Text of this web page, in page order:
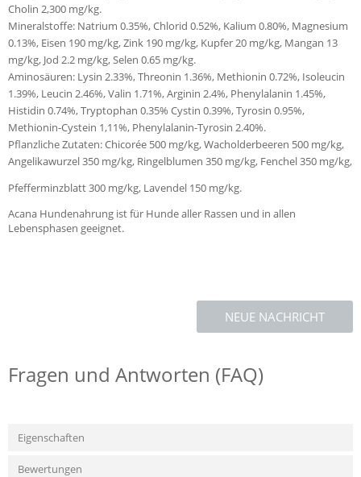
Cholin 2,300 mg/kg.
Mineralstoffe: Natrium 0.35%, Chlorid 0.52%, Kalium 0.80%, Magnesium
0.13%, Eisen 190 mg/kg, Zink 190 mg/kg, Kupfer 20 mg/kg, Mangan 13
mg/kg, Jod 2.2 mg/kg, Selen 0.65 mg/kg.
Aminosäuren: Lysin 2.33%, Threonin 1.36%, Methionin 0.72%, Isoleucin
1.39%, Leucin 2.46%, Valin 1.71%, Arginin 2.4%, Phenylalanin 1.45%,
Histidin 0.74%, Tryptophan 0.35% Cystin 0.39%, Tyrosin 0.95%,
Methionin-Cystein 1,11%, Phenylalanin-Tyrosin 2.40%.
Pflanzliche Zutaten: Chicorée 500 mg/kg, Wacholderbeeren 500 mg/kg,
Angelikawurzel 350 mg/kg, Ringelblumen 350 mg/kg, Fenchel 350 mg/kg,
Pfefferminzblatt 300 mg/kg, Lavendel 150 mg/kg.
Acana Hundenahrung ist für Hunde aller Rassen und in allen
Lebensphasen geeignet.
NEUE NACHRICHT
Fragen und Antworten (FAQ)
Eigenschaften
Bewertungen